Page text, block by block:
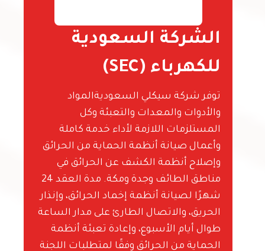
الشركة السعودية
للكهرباء (SEC)
توفر شركة سيكلي السعوديةالمواد
والأدوات والمعدات والتعبئة وكل
المستلزمات اللازمة لأداء خدمة كاملة
وأعمال صيانة أنظمة الحماية من الحرائق
وإصلاح أنظمة الكشف عن الحرائق في
مناطق الطائف وجدة ومكة. مدة العقد 24
شهرًا لصيانة أنظمة إخماد الحرائق، وإنذار
الحريق، والاتصال الطارئ على مدار الساعة
طوال أيام الأسبوع، وإعادة تعبئة أنظمة
الحماية من الحرائق وفقًا لمتطلبات اللجنة